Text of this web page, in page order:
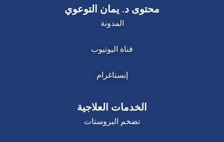
محتوى د. يمان التوعوي
المدونة
قناة اليوتيوب
إنستاغرام
الخدمات العلاجية
تضخم البروستات